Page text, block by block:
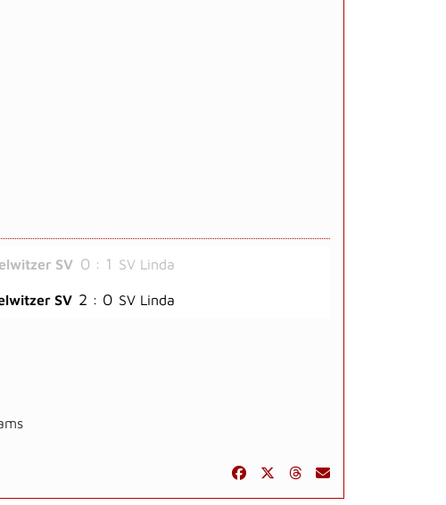
SV 0 : 1 SV Linda
SV 2 : 0 SV Linda